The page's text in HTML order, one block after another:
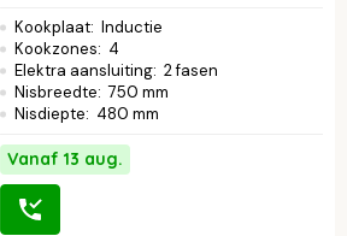
Kookplaat: Inductie
Kookzones: 4
Elektra aansluiting: 2 fasen
Nisbreedte: 750 mm
Nisdiepte: 480 mm
Vanaf 13 aug.